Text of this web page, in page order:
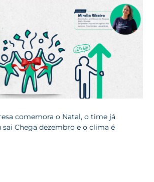
comemora o Natal, o time já
sai Chega dezembro e o clima é